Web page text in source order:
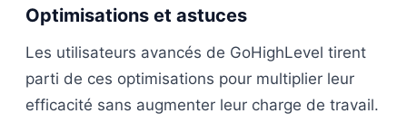
Optimisations et astuces
Les utilisateurs avancés de GoHighLevel tirent
parti de ces optimisations pour multiplier leur
efficacité sans augmenter leur charge de travail.